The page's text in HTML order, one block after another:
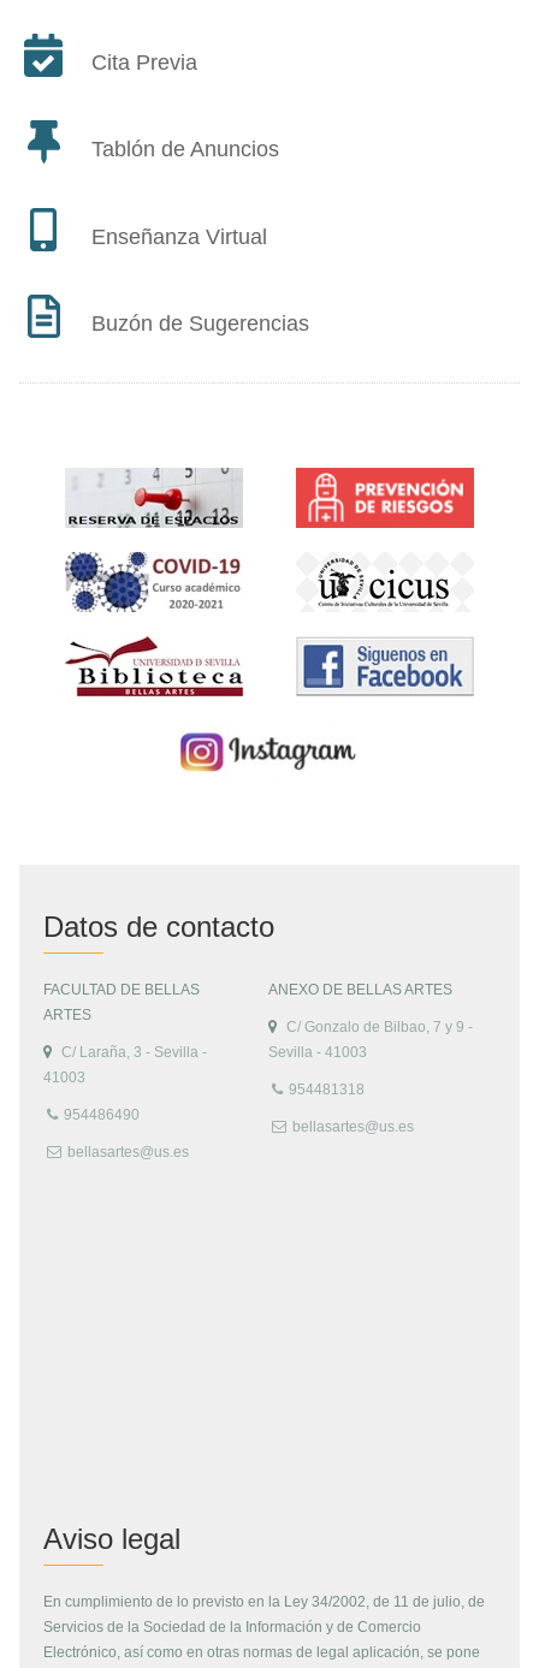
Cita Previa
Tablón de Anuncios
Enseñanza Virtual
Buzón de Sugerencias
Datos de contacto
FACULTAD DE BELLAS
ARTES
C/ Laraña, 3 - Sevilla -
41003
954486490
bellasartes@us.es
ANEXO DE BELLAS ARTES
C/ Gonzalo de Bilbao, 7 y 9 -
Sevilla - 41003
954481318
bellasartes@us.es
Aviso legal
En cumplimiento de lo previsto en la Ley 34/2002, de 11 de julio, de
Servicios de la Sociedad de la Información y de Comercio
Electrónico, así como en otras normas de legal aplicación, se pone